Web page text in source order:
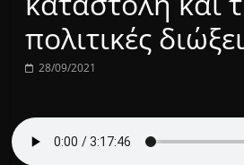
πολιτικές
28/09/2021